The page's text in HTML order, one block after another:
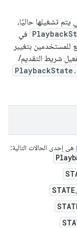
تشغيلها حاليًا،
في
للمستخدمين بتغيير
شريط التقديم/
هي إحدى الحالات التالية: